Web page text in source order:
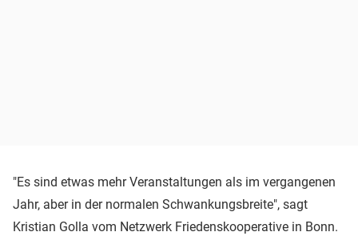
"Es sind etwas mehr Veranstaltungen als im vergangenen
Jahr, aber in der normalen Schwankungsbreite", sagt
Kristian Golla vom Netzwerk Friedenskooperative in Bonn.